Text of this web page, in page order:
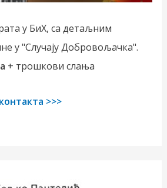
у БиХ, са детаљним
у "Случају Добровољачка".
+ трошкови слања
>>>